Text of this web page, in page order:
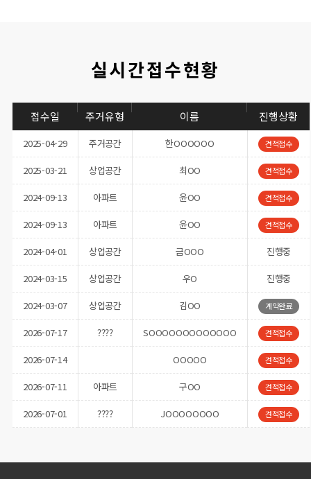
실시간접수현황
접수일 주거유형 이름 진행상황
2025-03-21 상업공간 최OO 견적접수
2024-09-13 아파트 윤OO 견적접수
2024-09-13 아파트 윤OO 견적접수
2024-04-01 상업공간 금OOO 진행중
2024-03-15 상업공간 우O 진행중
2024-03-07 상업공간 김OO 계약완료
2026-07-17 ???? SOOOOOOOOOOOOO 견적접수
2026-07-14 OOOOO 견적접수
2026-07-11 구OO 견적접수
2026-07-01 ???? JOOOOOOOO 견적접수
2025-04-29 주거공간 한OOOOOO 견적접수